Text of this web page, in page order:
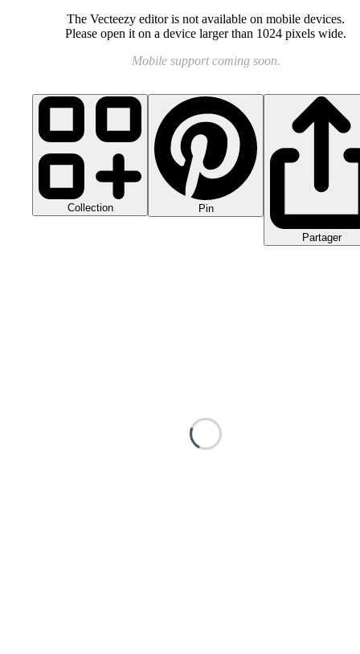
The Vecteezy editor is not available on mobile devices.
Please open it on a device larger than 1024 pixels wide.
Mobile support coming soon.
Collection Pin
Partager